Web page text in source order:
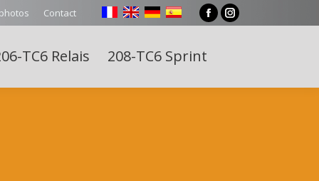
Contact
FacebookInstagram
TC6 Relais 208-TC6 Sprint